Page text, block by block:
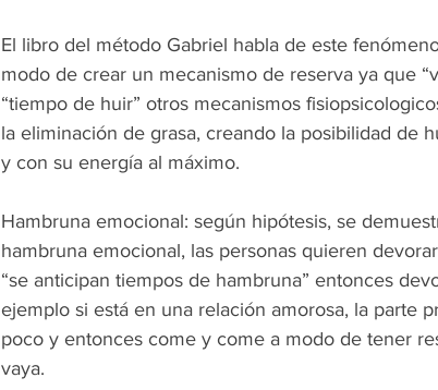
El libro del método Gabriel habla de este
modo de crear un mecanismo de reserva ya que
“tiempo de huir” otros mecanismos
la eliminación de grasa, creando la posibilidad de
y con su energía al máximo.
Hambruna emocional: según hipótesis, se
hambruna emocional, las personas quieren
“se anticipan tiempos de hambruna” entonces
ejemplo si está en una relación amorosa, la parte
poco y entonces come y come a modo de tener
vaya.